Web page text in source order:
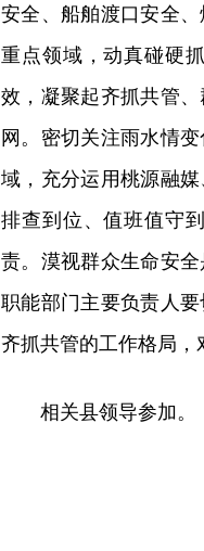
安全、船舶渡口安全
重点领域，动真碰硬
效，凝聚起齐抓共管
网。密切关注雨水情
域，充分运用桃源融
排查到位、值班值守
责。漠视群众生命安
职能部门主要负责人
齐抓共管的工作格局，
相关县领导参加。